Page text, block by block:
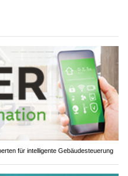
für intelligente Gebäudesteuerung